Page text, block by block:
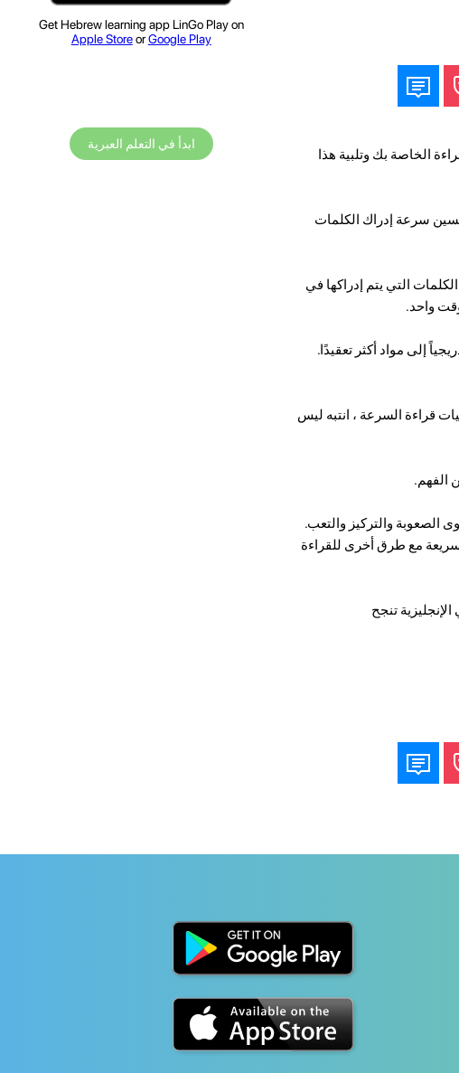
الخاصة بك وتلبية هذا
سرعة إدراك الكلمات
التي يتم إدراكها في
إلى مواد أكثر تعقيدًا.
قراءة السرعة ، انتبه ليس
الفهم.
الصعوبة والتركيز والتعب.
مع طرق أخرى للقراءة
تنجح
Get Hebrew learning app LinGo Play on
Apple StoreorGoogle Play
ابدأ في التعلم العبرية